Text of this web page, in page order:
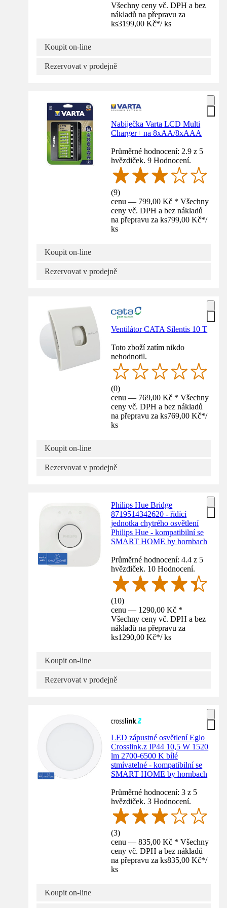
Všechny ceny vč. DPH a bez
nákladů na přepravu za
ks3199,00 Kč*/ ks
Koupit on-line
Rezervovat v prodejně
Nabiječka Varta LCD Multi
Charger+ na 8xAA/8xAAA
Průměrné hodnocení: 2.9 z 5
hvězdiček. 9 Hodnocení.
(9)
cenu — 799,00 Kč * Všechny
ceny vč. DPH a bez nákladů
na přepravu za ks799,00 Kč*/
ks
Koupit on-line
Rezervovat v prodejně
Ventilátor CATA Silentis 10 T
Toto zboží zatím nikdo
nehodnotil.
(0)
cenu — 769,00 Kč * Všechny
ceny vč. DPH a bez nákladů
na přepravu za ks769,00 Kč*/
ks
Koupit on-line
Rezervovat v prodejně
Philips Hue Bridge
8719514342620 - řídící
jednotka chytrého osvětlení
Philips Hue - kompatibilní se
SMART HOME by hornbach
Průměrné hodnocení: 4.4 z 5
hvězdiček. 10 Hodnocení.
(10)
cenu — 1290,00 Kč *
Všechny ceny vč. DPH a bez
nákladů na přepravu za
ks1290,00 Kč*/ ks
Koupit on-line
Rezervovat v prodejně
LED zápustné osvětlení Eglo
Crosslink.z IP44 10,5 W 1520
lm 2700-6500 K bílé
stmívatelné - kompatibilní se
SMART HOME by hornbach
Průměrné hodnocení: 3 z 5
hvězdiček. 3 Hodnocení.
(3)
cenu — 835,00 Kč * Všechny
ceny vč. DPH a bez nákladů
na přepravu za ks835,00 Kč*/
ks
Koupit on-line